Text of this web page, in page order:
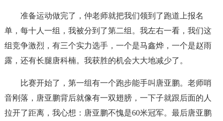
准备运动做完了，仲老师就把我们领到了跑道上报名
单，每十人一组，我被分到了第二组。我左右一看，我们这
组竞争激烈，有三个实力选手，一个是马鑫烨，一个是赵雨
露，还有长腿唐科楠。我获胜的机会大大地减少了。
比赛开始了，第一组有一个跑步能手叫唐亚鹏。老师哨
音刚落，唐亚鹏背后就像有一双翅膀，一下子就跟后面的人
拉开了距离，我心想：唐亚鹏不愧是60米冠军。最后唐亚鹏